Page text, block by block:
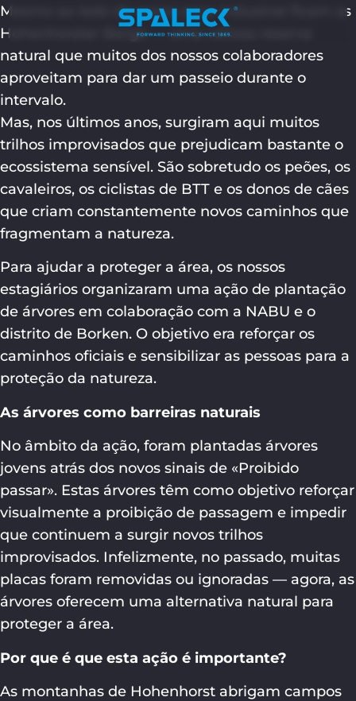
Mesmo ao lado da nossa zona industrial ficam as
Hohenhorster Berge — uma valiosa reserva
natural que muitos dos nossos colaboradores
aproveitam para dar um passeio durante o
intervalo.
Mas, nos últimos anos, surgiram aqui muitos
trilhos improvisados que prejudicam bastante o
ecossistema sensível. São sobretudo os peões, os
cavaleiros, os ciclistas de BTT e os donos de cães
que criam constantemente novos caminhos que
fragmentam a natureza.
Para ajudar a proteger a área, os nossos
estagiários organizaram uma ação de plantação
de árvores em colaboração com a NABU e o
distrito de Borken. O objetivo era reforçar os
caminhos oficiais e sensibilizar as pessoas para a
proteção da natureza.
As árvores como barreiras naturais
No âmbito da ação, foram plantadas árvores
jovens atrás dos novos sinais de «Proibido
passar». Estas árvores têm como objetivo reforçar
visualmente a proibição de passagem e impedir
que continuem a surgir novos trilhos
improvisados. Infelizmente, no passado, muitas
placas foram removidas ou ignoradas — agora, as
árvores oferecem uma alternativa natural para
proteger a área.
Por que é que esta ação é importante?
As montanhas de Hohenhorst abrigam campos